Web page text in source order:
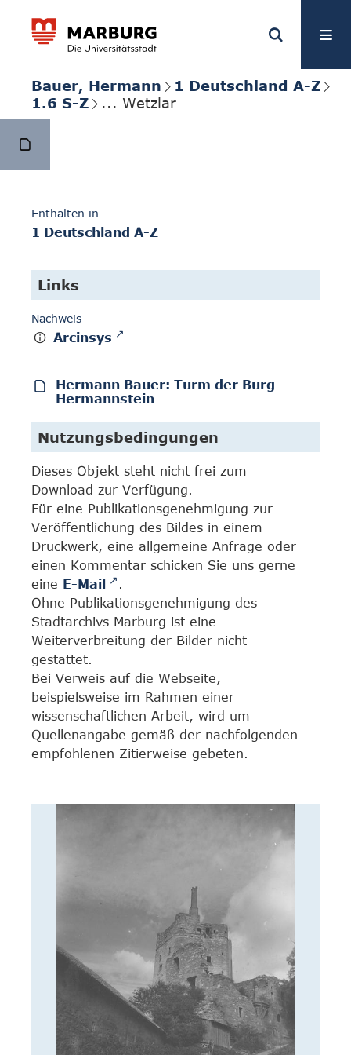
Bauer, Hermann
1 Deutschland A-Z
1.6 S-Z
... Wetzlar
Enthalten in
1 Deutschland A-Z
Links
Nachweis
Arcinsys
Hermann Bauer: Turm der Burg
Hermannstein
Nutzungsbedingungen
Dieses Objekt steht nicht frei zum
Download zur Verfügung.
Für eine Publikationsgenehmigung zur
Veröffentlichung des Bildes in einem
Druckwerk, eine allgemeine Anfrage oder
einen Kommentar schicken Sie uns gerne
eine E-Mail
.
Ohne Publikationsgenehmigung des
Stadtarchivs Marburg ist eine
Weiterverbreitung der Bilder nicht
gestattet.
Bei Verweis auf die Webseite,
beispielsweise im Rahmen einer
wissenschaftlichen Arbeit, wird um
Quellenangabe gemäß der nachfolgenden
empfohlenen Zitierweise gebeten.